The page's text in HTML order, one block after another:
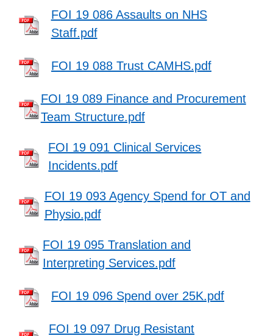
FOI 19 086 Assaults on NHS
Staff.pdf
FOI 19 088 Trust CAMHS.pdf
FOI 19 089 Finance and Procurement
Team Structure.pdf
FOI 19 091 Clinical Services
Incidents.pdf
FOI 19 093 Agency Spend for OT and
Physio.pdf
FOI 19 095 Translation and
Interpreting Services.pdf
FOI 19 096 Spend over 25K.pdf
FOI 19 097 Drug Resistant